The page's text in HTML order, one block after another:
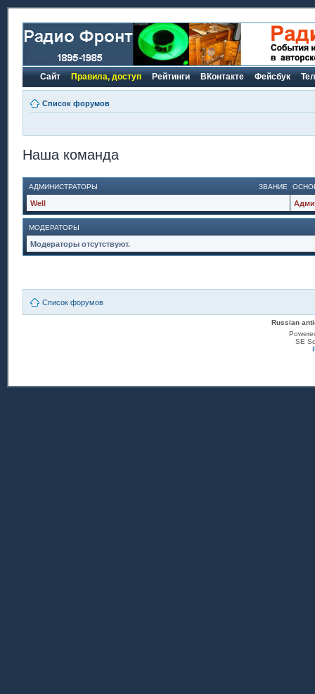
Сайт Правила, доступ Рейтинги ВКонтакте Фейсбук
Список форумов
Наша команда
ЗВАНИЕ
АДМИНИСТРАТОРЫ
Well
МОДЕРАТОРЫ
Модераторы отсутствуют.
Список форумов
Russian
SE